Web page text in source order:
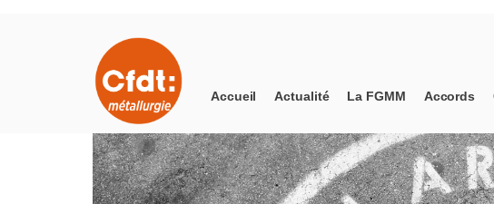
Accueil Actualité La FGMM Accords